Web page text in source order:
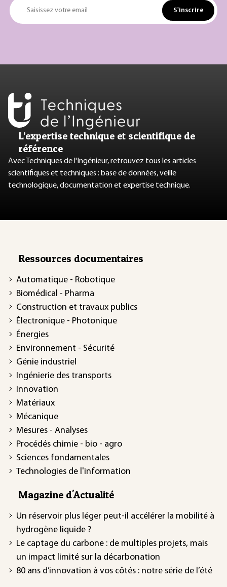
Saisissez votre email S'inscrire
L’expertise technique et scientifique de
référence
Avec Techniques de l'Ingénieur, retrouvez tous les articles
scientifiques et techniques : base de données, veille
technologique, documentation et expertise technique.
Ressources documentaires
Automatique - Robotique
Biomédical - Pharma
Construction et travaux publics
Électronique - Photonique
Énergies
Environnement - Sécurité
Génie industriel
Ingénierie des transports
Innovation
Matériaux
Mécanique
Mesures - Analyses
Procédés chimie - bio - agro
Sciences fondamentales
Technologies de l'information
Magazine d'Actualité
Un réservoir plus léger peut-il accélérer la mobilité à
hydrogène liquide ?
Le captage du carbone : de multiples projets, mais
un impact limité sur la décarbonation
80 ans d’innovation à vos côtés : notre série de l’été